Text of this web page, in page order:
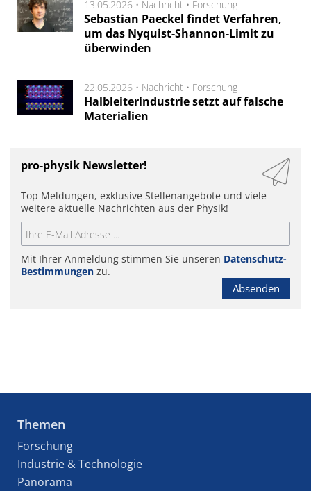
13.05.2026 • Nachricht • Forschung
Sebastian Paeckel findet Verfahren,
um das Nyquist-Shannon-Limit zu
überwinden
22.05.2026 • Nachricht • Forschung
Halbleiterindustrie setzt auf falsche
Materialien
pro-physik Newsletter!
Top Meldungen, exklusive Stellenangebote und viele
weitere aktuelle Nachrichten aus der Physik!
Mit Ihrer Anmeldung stimmen Sie unseren Datenschutz-
Bestimmungen zu.
Absenden
Themen
Forschung
Industrie & Technologie
Panorama